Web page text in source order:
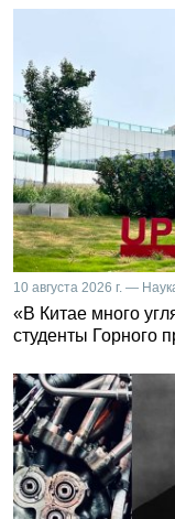
10 августа 2026 г. —
«В Китае много
студенты Горного